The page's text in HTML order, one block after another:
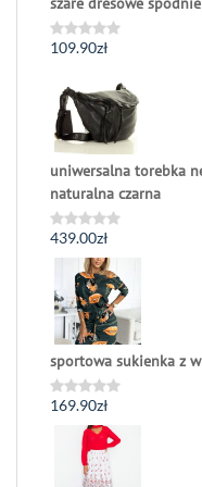
Oceniono
109.90zł
uniwersalna torebka
naturalna czarna
Oceniono
5
439.00zł
sportowa sukienka z
Oceniono
169.90zł